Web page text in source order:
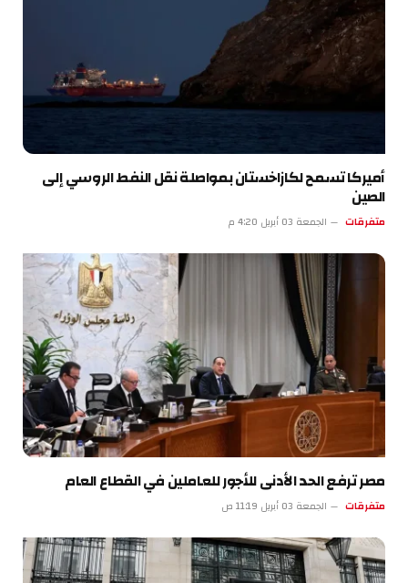
أميركا تسمح لكازاخستان بمواصلة نقل النفط الروسي إلى
الصين
متفرقات الجمعة 03 أبريل 4:20 م
مصر ترفع الحد الأدنى للأجور للعاملين في القطاع العام
متفرقات الجمعة 03 أبريل 11:19 ص